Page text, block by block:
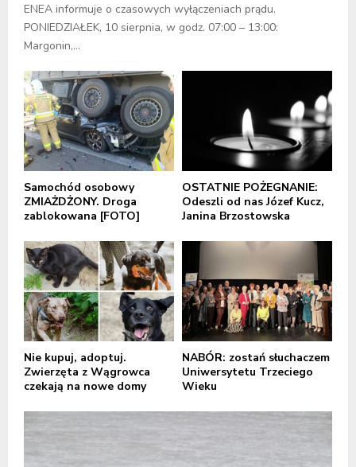
ENEA informuje o czasowych wyłączeniach prądu.
PONIEDZIAŁEK, 10 sierpnia, w godz. 07:00 – 13:00:
Margonin,...
Samochód osobowy
ZMIAŻDŻONY. Droga
zablokowana [FOTO]
OSTATNIE POŻEGNANIE:
Odeszli od nas Józef Kucz,
Janina Brzostowska
Nie kupuj, adoptuj.
Zwierzęta z Wągrowca
czekają na nowe domy
NABÓR: zostań słuchaczem
Uniwersytetu Trzeciego
Wieku